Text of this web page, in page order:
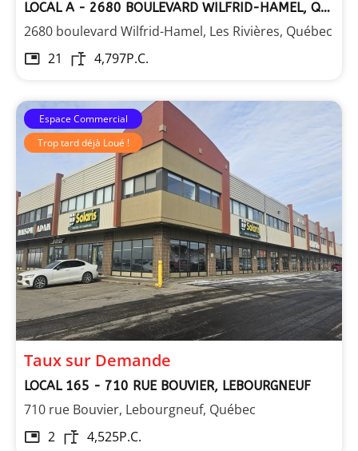
LOCAL A - 2680 BOULEVARD WILFRID-HAMEL, QUÉBEC
2680 boulevard Wilfrid-Hamel, Les Rivières, Québec
21
4,797P.C.
Espace Commercial
Trop tard déjà Loué !
Les Immeubles Dupont
Taux sur Demande
LOCAL 165 - 710 RUE BOUVIER, LEBOURGNEUF
710 rue Bouvier, Lebourgneuf, Québec
2
4,525P.C.